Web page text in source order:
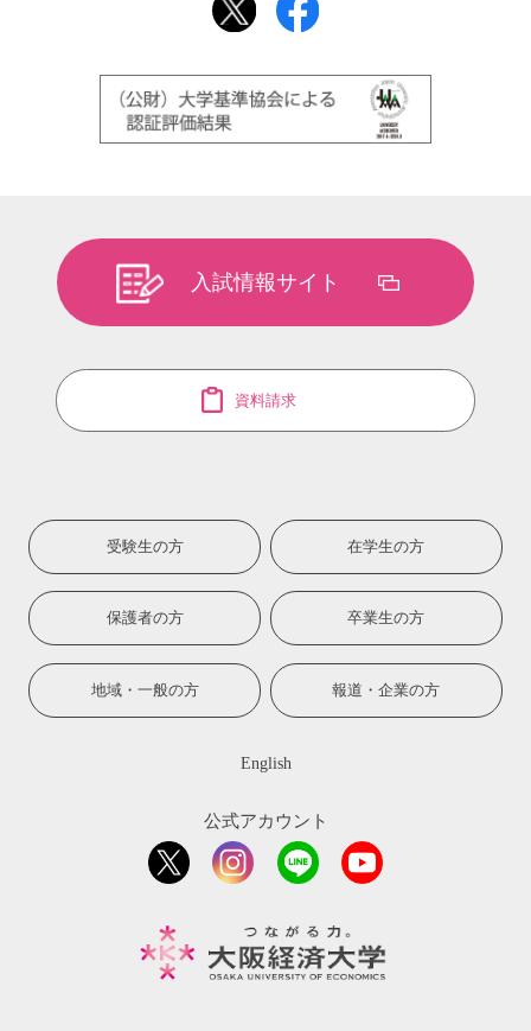
入試情報サイト
資料請求
受験生の方 在学生の方
保護者の方 卒業生の方
地域・一般の方 報道・企業の方
English
公式アカウント